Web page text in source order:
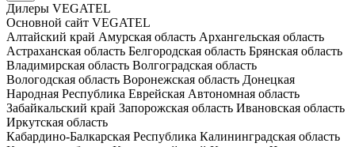
Дилеры VEGATEL
Основной сайт VEGATEL
Алтайский край Амурская область Архангельская область
Астраханская область Белгородская область Брянская область
Владимирская область Волгоградская область
Вологодская область Воронежская область Донецкая
Народная Республика Еврейская Автономная область
Забайкальский край Запорожская область Ивановская область
Иркутская область
Кабардино-Балкарская Республика Калининградская область